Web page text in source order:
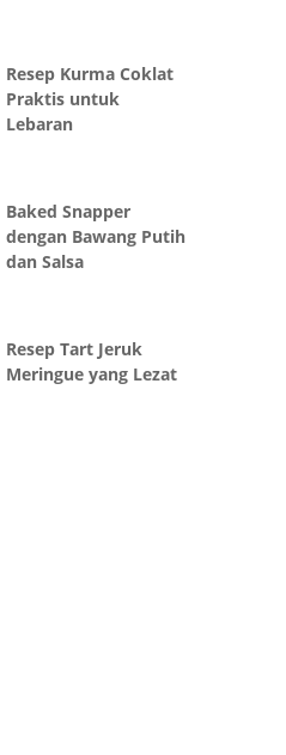
Resep Kurma Coklat
Praktis untuk
Lebaran
Baked Snapper
dengan Bawang Putih
dan Salsa
Resep Tart Jeruk
Meringue yang Lezat